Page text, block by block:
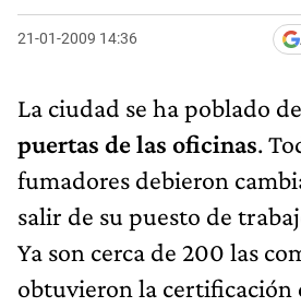
21-01-2009 14:36
La ciudad se ha poblado de
puertas de las oficinas.
fumadores debieron
salir de su puesto de
Ya son cerca de 200 las
obtuvieron la certificación